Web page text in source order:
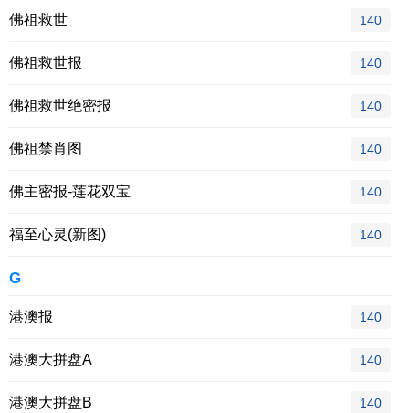
佛祖救世 140
佛祖救世报 140
佛祖救世绝密报 140
佛祖禁肖图 140
佛主密报-莲花双宝 140
福至心灵(新图) 140
G
港澳报 140
港澳大拼盘A 140
港澳大拼盘B 140